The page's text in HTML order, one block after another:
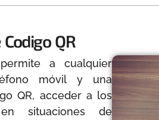
QR
a cualquier
móvil y una
QR, acceder a los
situaciones de